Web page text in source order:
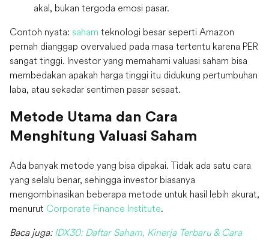
akal, bukan tergoda emosi pasar.
Contoh nyata: saham teknologi besar seperti Amazon
pernah dianggap overvalued pada masa tertentu karena PER
sangat tinggi. Investor yang memahami valuasi saham bisa
membedakan apakah harga tinggi itu didukung pertumbuhan
laba, atau sekadar sentimen pasar sesaat.
Metode Utama dan Cara
Menghitung Valuasi Saham
Ada banyak metode yang bisa dipakai. Tidak ada satu cara
yang selalu benar, sehingga investor biasanya
mengombinasikan beberapa metode untuk hasil lebih akurat,
menurut Corporate Finance Institute.
Baca juga: IDX30: Daftar Saham, Kinerja Terbaru & Cara